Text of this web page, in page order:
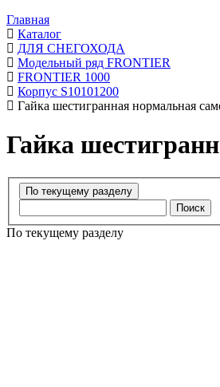
Главная
Каталог
ДЛЯ СНЕГОХОДА
Модельный ряд FRONTIER
FRONTIER 1000
Корпус S10101200
Гайка шестигранная нормальная
Гайка
Поиск
По текущему разделу